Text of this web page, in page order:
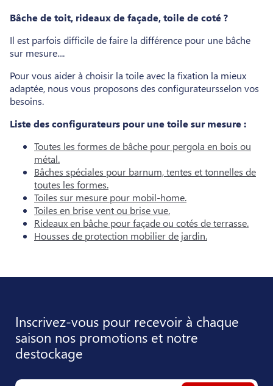
Bâche de toit, rideaux de façade, toile de coté ?
Il est parfois difficile de faire la différence pour une bâche
sur mesure....
Pour vous aider à choisir la toile avec la fixation la mieux
adaptée, nous vous proposons des configurateursselon vos
besoins.
Liste des configurateurs pour une toile sur mesure :
Toutes les formes de bâche pour pergola en bois ou
métal.
Bâches spéciales pour barnum, tentes et tonnelles de
toutes les formes.
Toiles sur mesure pour mobil-home.
Toiles en brise vent ou brise vue.
Rideaux en bâche pour façade ou cotés de terrasse.
Housses de protection mobilier de jardin.
Inscrivez-vous pour recevoir à chaque
saison nos promotions et notre
destockage